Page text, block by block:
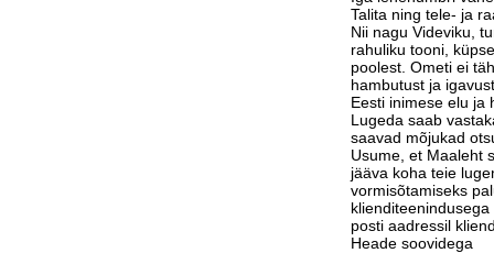
Talita ning tele- ja
Nii nagu Videviku,
rahuliku tooni,
poolest. Ometi ei
hambutust ja
Eesti inimese elu ja
Lugeda saab
saavad mõjukad
Usume, et Maaleht
jääva koha teie
vormisõtamiseks
posti aadressil
Heade soovidega